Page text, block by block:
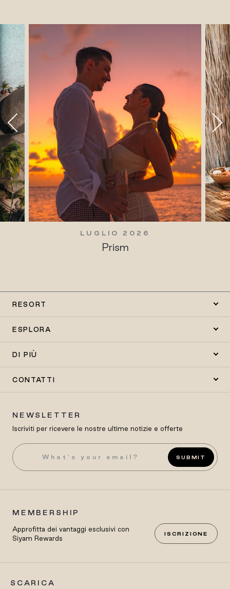
LUGLIO 2026
Prism
RESORT
ESPLORA
DI PIÙ
CONTATTI
NEWSLETTER
Iscriviti per ricevere le nostre ultime notizie e offerte
SUBMIT
MEMBERSHIP
Approfitta dei vantaggi esclusivi con
Siyam Rewards
ISCRIZIONE
SCARICA